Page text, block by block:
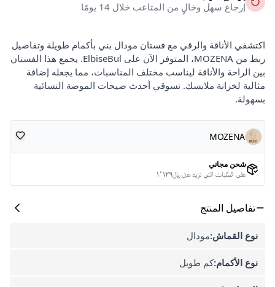
إرجاع سهل وخالٍ من المتاعب خلال 14 يومًا
اكتشفي الأناقة والرقي مع فستان مودال بني بأكمام طويلة وتفاصيل
ربط من MOZENA، المتوفر الآن على ElbiseBul. يجمع هذا الفستان
بين الراحة والأناقة ليناسب مختلف المناسبات، مما يجعله إضافة
مثالية لخزانة ملابسك. تسوقي أحدث صيحات الموضة النسائية
بسهولة.
MOZENA
شحن مجاني
على الطلبات التي تزيد عن ﷼١٬١٢٩
تفاصيل المنتج
نوع القماش:مودال
نوع الأكمام:كم طويل